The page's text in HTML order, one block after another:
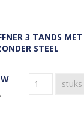
3 TANDS MET
STEEL